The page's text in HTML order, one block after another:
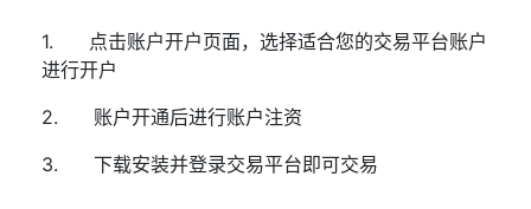
1. 点击账户开户页面，选择适合您的交易平台账户
进行开户
2. 账户开通后进行账户注资
3. 下载安装并登录交易平台即可交易